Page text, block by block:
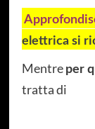
elettrica si
Mentre per
tratta di